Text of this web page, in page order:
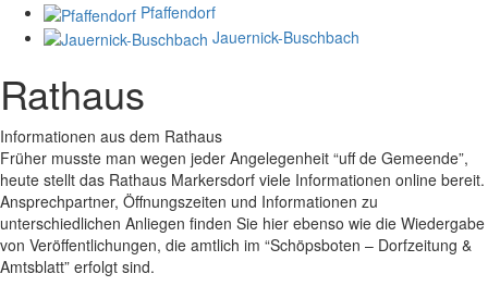
Pfaffendorf
Jauernick-Buschbach
Rathaus
Informationen aus dem Rathaus
Früher musste man wegen jeder Angelegenheit “uff de Gemeende”,
heute stellt das Rathaus Markersdorf viele Informationen online bereit.
Ansprechpartner, Öffnungszeiten und Informationen zu
unterschiedlichen Anliegen finden Sie hier ebenso wie die Wiedergabe
von Veröffentlichungen, die amtlich im “Schöpsboten – Dorfzeitung &
Amtsblatt” erfolgt sind.